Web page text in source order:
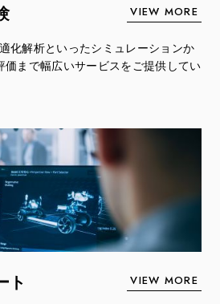
VIEW MORE
化解析といったシミュレーションか
価まで幅広いサービスをご提供してい
ト VIEW MORE